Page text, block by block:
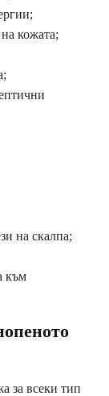
кожата;
на скалпа;
към
за всеки тип